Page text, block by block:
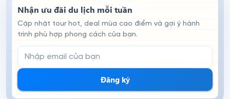
Nhận ưu đãi du lịch mỗi tuần
Cập nhật tour hot, deal mùa cao điểm và gợi ý hành
trình phù hợp phong cách của bạn.
Email đăng ký nhận tin
Đăng ký